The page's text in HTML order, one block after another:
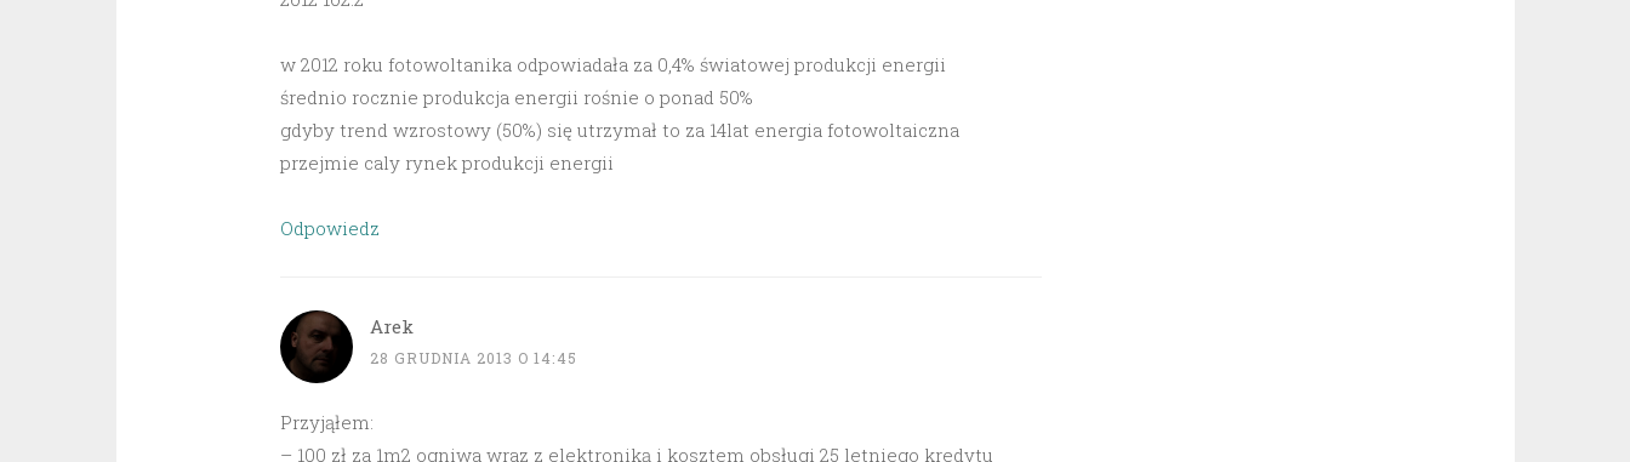
w 2012 roku fotowoltanika odpowiadała za 0,4% światowej produkcji energii
średnio rocznie produkcja energii rośnie o ponad 50%
gdyby trend wzrostowy (50%) się utrzymał to za 14lat energia fotowoltaiczna
przejmie caly rynek produkcji energii
Odpowiedz
Arek
28 GRUDNIA 2013 O 14:45
Przyjąłem:
– 100 zł za 1m2 ogniwa wraz z elektroniką i kosztem obsługi 25 letniego kredytu